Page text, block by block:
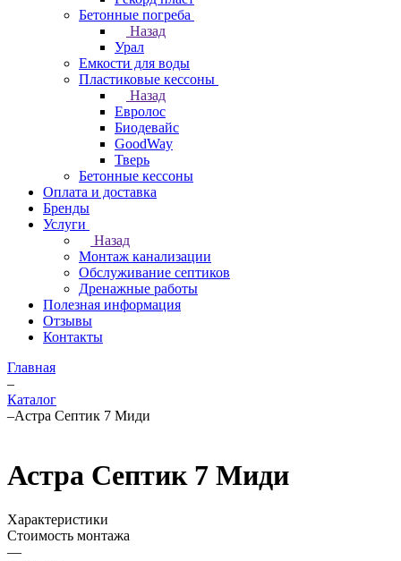
Бетонные погреба
Назад
Урал
Емкости для воды
Пластиковые кессоны
Назад
Евролос
Биодевайс
GoodWay
Тверь
Бетонные кессоны
Оплата и доставка
Бренды
Услуги
Назад
Монтаж канализации
Обслуживание септиков
Дренажные работы
Полезная информация
Отзывы
Контакты
Главная
–
Каталог
–Астра Септик 7 Миди
Астра Септик 7 Миди
Характеристики
Стоимость монтажа
—